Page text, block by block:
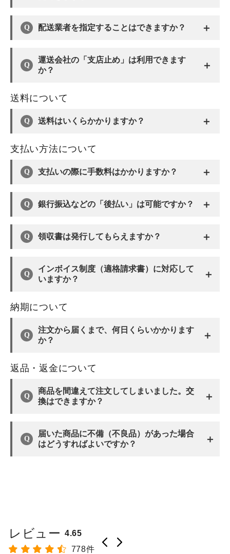
配送業者を指定することはできますか？ ＋
運送会社の「支店止め」は利用できます
か？
＋
送料について
送料はいくらかかりますか？ ＋
支払い方法について
支払いの際に手数料はかかりますか？ ＋
銀行振込などの「後払い」は可能ですか？ ＋
領収書は発行してもらえますか？ ＋
インボイス制度（適格請求書）に対応して
いますか？
＋
納期について
注文から届くまで、何日くらいかかります
か？
＋
返品・返金について
商品を間違えて注文してしまいました。交
換はできますか？
＋
届いた商品に不備（不良品）があった場合
はどうすればよいですか？
＋
レビュー 4.65
778件